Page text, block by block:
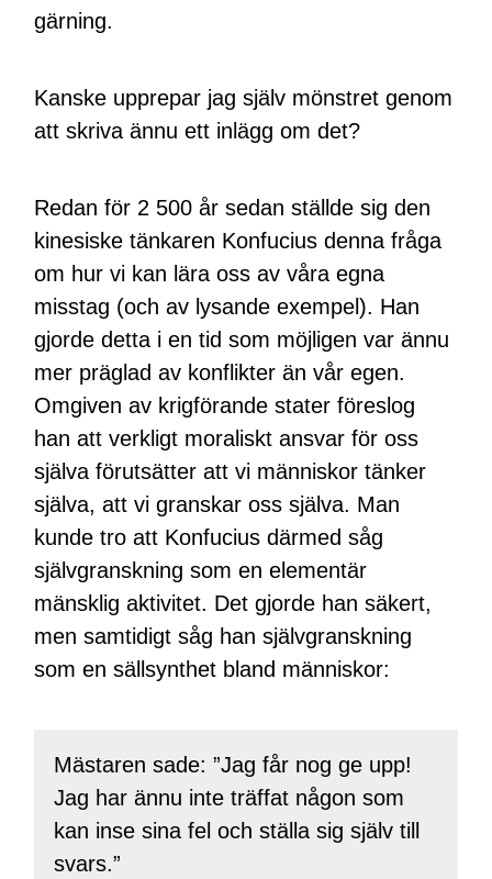
gärning.
Kanske upprepar jag själv mönstret genom
att skriva ännu ett inlägg om det?
Redan för 2 500 år sedan ställde sig den
kinesiske tänkaren Konfucius denna fråga
om hur vi kan lära oss av våra egna
misstag (och av lysande exempel). Han
gjorde detta i en tid som möjligen var ännu
mer präglad av konflikter än vår egen.
Omgiven av krigförande stater föreslog
han att verkligt moraliskt ansvar för oss
själva förutsätter att vi människor tänker
själva, att vi granskar oss själva. Man
kunde tro att Konfucius därmed såg
självgranskning som en elementär
mänsklig aktivitet. Det gjorde han säkert,
men samtidigt såg han självgranskning
som en sällsynthet bland människor:
Mästaren sade: ”Jag får nog ge upp!
Jag har ännu inte träffat någon som
kan inse sina fel och ställa sig själv till
svars.”